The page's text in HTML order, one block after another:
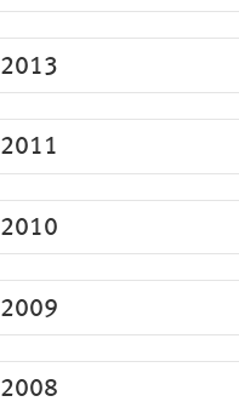
2013
2011
2010
2009
2008